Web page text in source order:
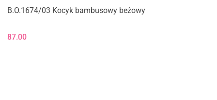
B.O.1674/03 Kocyk bambusowy beżowy
87.00